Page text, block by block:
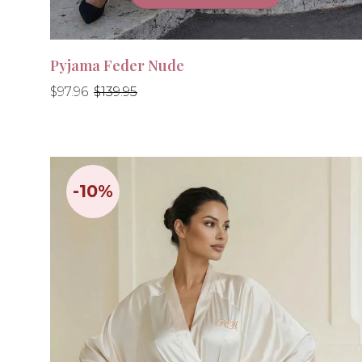
Pyjama Feder Nude
Normaler
$97.96
Normaler$139.95
-10%